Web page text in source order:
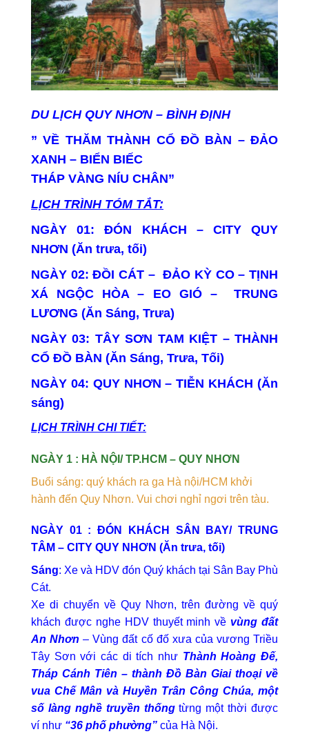
DU LỊCH QUY NHƠN – BÌNH ĐỊNH
” VỀ THĂM THÀNH CỔ ĐỒ BÀN – ĐẢO
XANH – BIỂN BIẾC
THÁP VÀNG NÍU CHÂN”
LỊCH TRÌNH TÓM TẮT:
NGÀY 01: ĐÓN KHÁCH – CITY QUY
NHƠN (Ăn trưa, tối)
NGÀY 02: ĐỒI CÁT – ĐẢO KỲ CO – TỊNH
XÁ NGỘC HÒA – EO GIÓ – TRUNG
LƯƠNG (Ăn Sáng, Trưa)
NGÀY 03: TÂY SƠN TAM KIỆT – THÀNH
CỔ ĐỒ BÀN (Ăn Sáng, Trưa, Tối)
NGÀY 04: QUY NHƠN – TIỄN KHÁCH (Ăn
sáng)
LỊCH TRÌNH CHI TIẾT:
NGÀY 1 : HÀ NỘI/ TP.HCM – QUY NHƠN
Buổi sáng: quý khách ra ga Hà nội/HCM khởi
hành đến Quy Nhơn. Vui chơi nghỉ ngơi trên tàu.
NGÀY 01 : ĐÓN KHÁCH SÂN BAY/ TRUNG
TÂM – CITY QUY NHƠN (Ăn trưa, tối)
Sáng: Xe và HDV đón Quý khách tại Sân Bay Phù
Cát.
Xe di chuyển về Quy Nhơn, trên đường về quý
khách được nghe HDV thuyết minh về vùng đất
An Nhơn – Vùng đất cố đố xưa của vương Triều
Tây Sơn với các di tích như Thành Hoàng Đế,
Tháp Cánh Tiên – thành Đồ Bàn Giai thoại về
vua Chế Mân và Huyền Trân Công Chúa, một
số làng nghề truyền thốngtừng một thời được
ví như “36 phố phường” của Hà Nội.